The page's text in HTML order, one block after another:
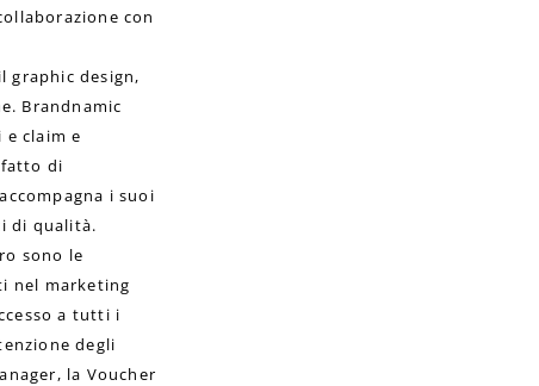
con
graphic design,
Brandnamic
claim e
fatto di
i suoi
di qualità.
sono le
nel marketing
a tutti i
degli
la Voucher